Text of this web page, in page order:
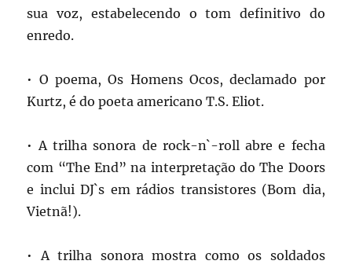
sua voz, estabelecendo o tom definitivo do
enredo.
• O poema, Os Homens Ocos, declamado por
Kurtz, é do poeta americano T.S. Eliot.
• A trilha sonora de rock-n`-roll abre e fecha
com “The End” na interpretação do The Doors
e inclui DJ`s em rádios transistores (Bom dia,
Vietnã!).
• A trilha sonora mostra como os soldados